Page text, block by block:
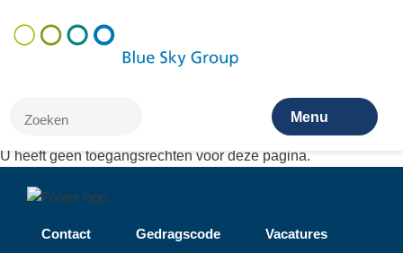
en
gaan
Menu
U heeft geen toegangsrechten voor deze pagina.
Voet
Contact Gedragscode
Vacatures